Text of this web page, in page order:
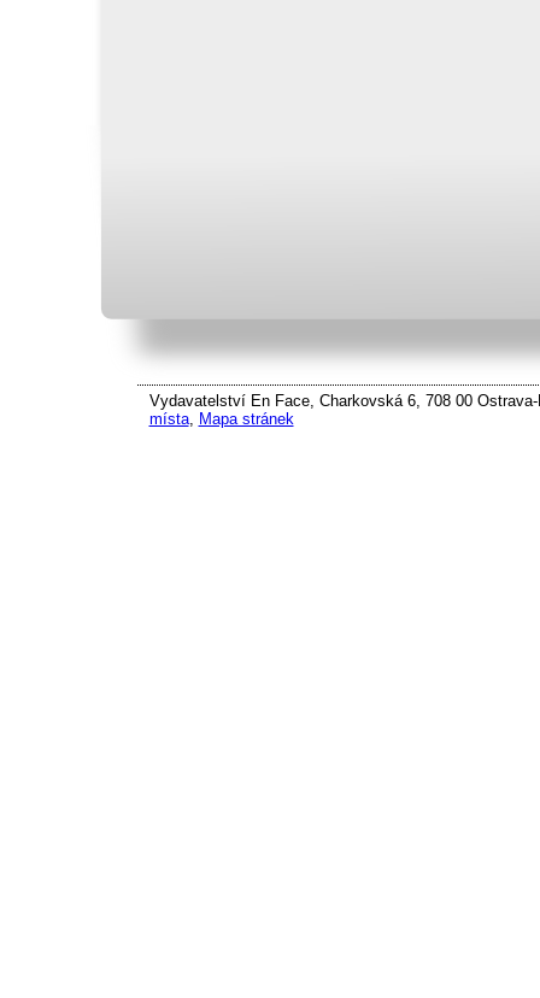
Vydavatelství En Face, Charkovská 6, 708 00
místa, Mapa stránek